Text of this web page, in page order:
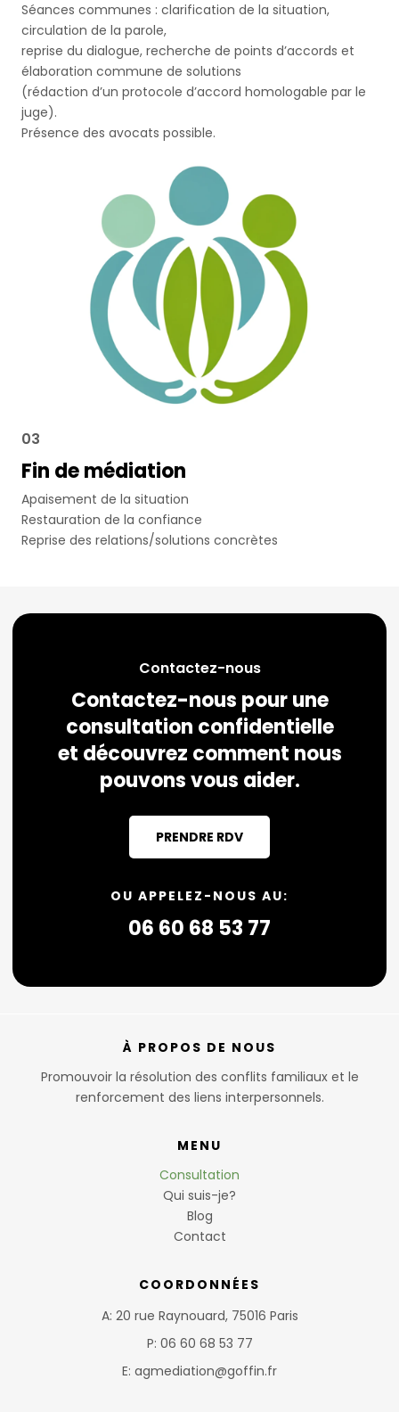
Séances communes : clarification de la situation,
circulation de la parole,
reprise du dialogue, recherche de points d’accords et
élaboration commune de solutions
(rédaction d’un protocole d’accord homologable par le
juge).
Présence des avocats possible.
03
Fin de médiation
Apaisement de la situation
Restauration de la confiance
Reprise des relations/solutions concrètes
Contactez-nous
Contactez-nous pour une
consultation confidentielle
et découvrez comment nous
pouvons vous aider.
PRENDRE RDV
OU APPELEZ-NOUS AU:
06 60 68 53 77
À PROPOS DE NOUS
Promouvoir la résolution des conflits familiaux et le
renforcement des liens interpersonnels.
MENU
Consultation
Qui suis-je?
Blog
Contact
COORDONNÉES
A: 20 rue Raynouard, 75016 Paris
P: 06 60 68 53 77
E: agmediation@goffin.fr